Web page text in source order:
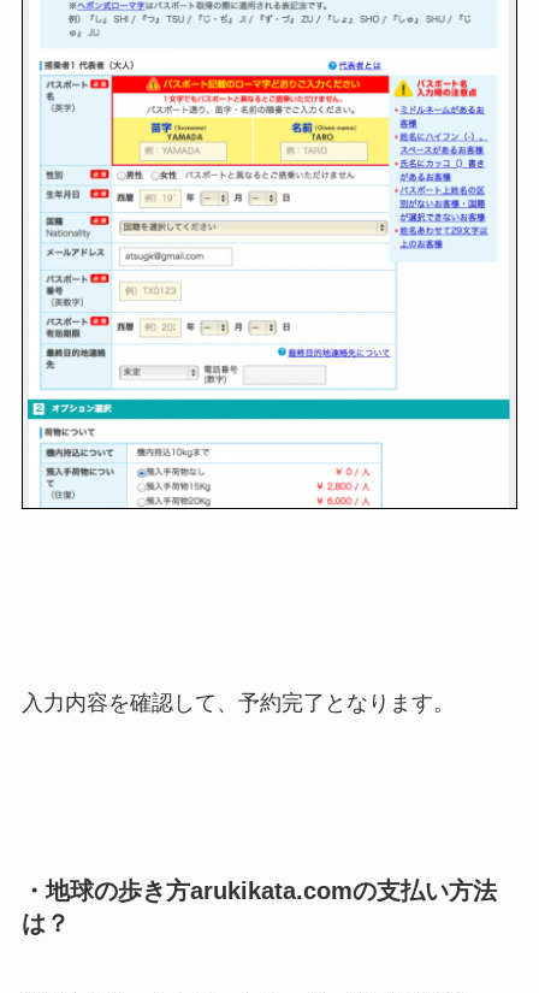
入力内容を確認して、予約完了となります。
・地球の歩き方arukikata.comの支払い方法
は？